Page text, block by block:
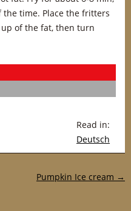
time. Place the fritters
of the fat, then turn
Read in:
Deutsch
Pumpkin Ice cream →